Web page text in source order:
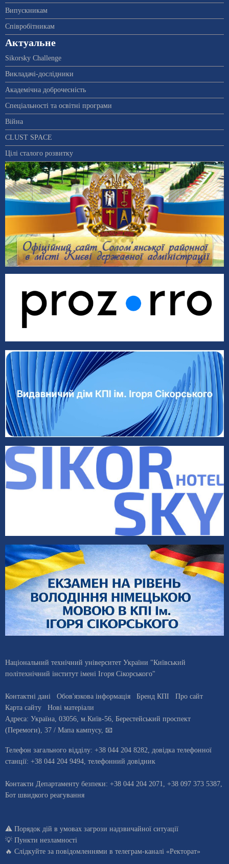
Випускникам
Співробітникам
Актуальне
Sikorsky Challenge
Викладачі-дослідники
Академічна доброчесність
Спеціальності та освітні програми
Війна
CLUST SPACE
Цілі сталого розвитку
Національний технічний університет України "Київський
політехнічний інститут імені Ігоря Сікорського"
Контактні дані Обов'язкова інформація Бренд КПІ
Про сайт
Карта сайту
Нові матеріали
Адреса: Україна, 03056, м.Київ-56, Берестейський проспект
(Перемоги), 37 / Мапа кампусу, 📧
Телефон загального відділу: +38 044 204 8282 , довiдка телефонної
станцiї: +38 044 204 9494 телефонний довідник
Контакти Департаменту безпеки: +38 044 204 2071, +38 097 373 5387,
Бот швидкого реагування
⚠️ Порядок дій в умовах загрози надзвичайної ситуації
💡 Пункти незламності
🔥 Слідкуйте за повідомленнями в телеграм-каналі «Ректорат»